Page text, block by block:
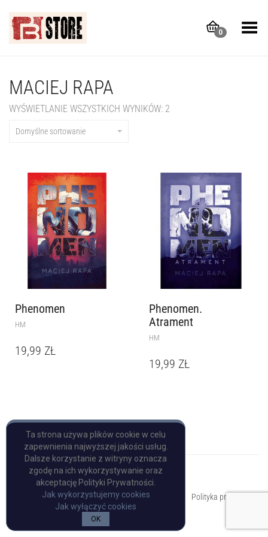
0
Toggle Menu
MACIEJ RAPA
WYŚWIETLANIE WSZYSTKICH WYNIKÓW: 2
Domyślne sortowanie
Phenomen
HM
19,99 ZŁ
Phenomen.
Atrament
HM
19,99 ZŁ
Copyright © Pulp Books
Polityka prywatności
Ta strona używa plików cookie w celu
zapewnienia najwyższej jakości usług.
Dalsze korzystanie z witryny oznacza
zgodę na ich wykorzystywanie oraz
akceptację Polityki Prywatności.
Jak wykorzystujemy cookies
Jak wyłączyć cookies
OK